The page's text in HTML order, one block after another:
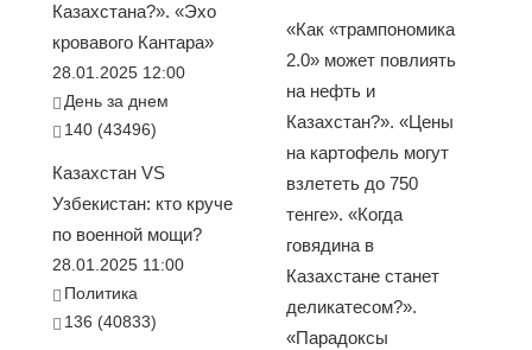
Казахстана?». «Эхо
кровавого Кантара»
28.01.2025 12:00
День за днем
140 (43496)
Казахстан VS
Узбекистан: кто круче
по военной мощи?
28.01.2025 11:00
Политика
136 (40833)
«Как «трампономика
2.0» может повлиять
на нефть и
Казахстан?». «Цены
на картофель могут
взлететь до 750
тенге». «Когда
говядина в
Казахстане станет
деликатесом?».
«Парадоксы